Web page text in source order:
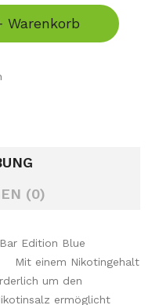
Warenkorb
(0)
Edition Blue
Mit einem Nikotingehalt
um den
ermöglicht